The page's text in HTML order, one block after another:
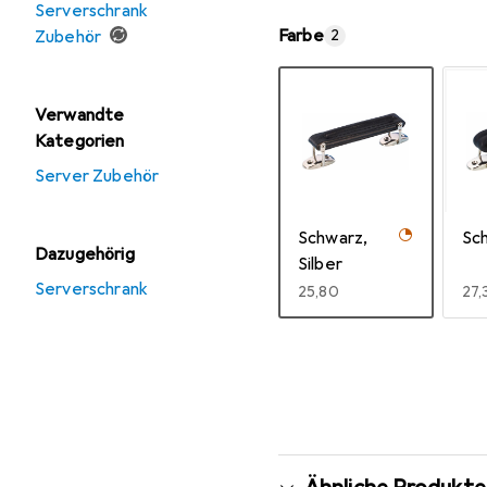
Serverschrank
Zubehör
Verwandte
Kategorien
Server Zubehör
Dazugehörig
Serverschrank
Farbe 2
Schwarz,
Silber
EUR
25,80